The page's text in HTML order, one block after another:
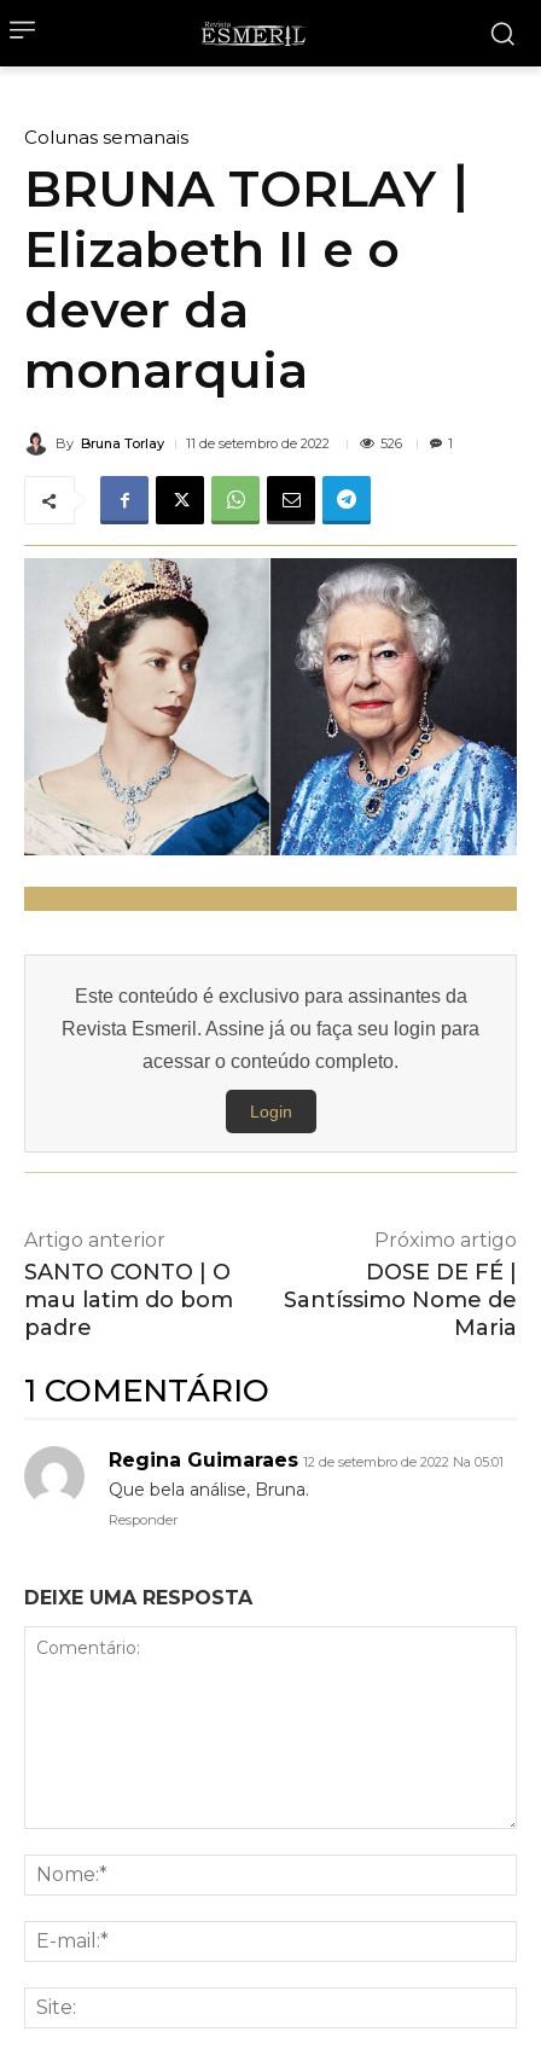
Colunas semanais
BRUNA TORLAY丨
Elizabeth II e o
dever da
monarquia
By Bruna Torlay 11 de setembro de 2022 526 1
Este conteúdo é exclusivo para assinantes da
Revista Esmeril. Assine já ou faça seu login para
acessar o conteúdo completo.
Login
Artigo anterior
SANTO CONTO | O
mau latim do bom
padre
Próximo artigo
DOSE DE FÉ |
Santíssimo Nome de
Maria
1 COMENTÁRIO
Regina Guimaraes 12 de setembro de 2022 Na 05:01
Que bela análise, Bruna.
Responder
DEIXE UMA RESPOSTA